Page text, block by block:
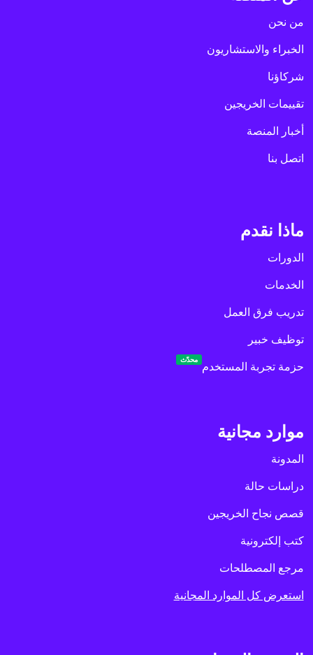
من نحن
الخبراء والاستشاريون
شركاؤنا
تقييمات الخريجين
أخبار المنصة
اتصل بنا
ماذا نقدم
الدورات
الخدمات
تدريب فرق العمل
توظيف خبير
حزمة تجربة المستخدم
محدّث
موارد مجانية
المدونة
دراسات حالة
قصص نجاح الخريجين
كتب إلكترونية
مرجع المصطلحات
استعرض كل الموارد المجانية